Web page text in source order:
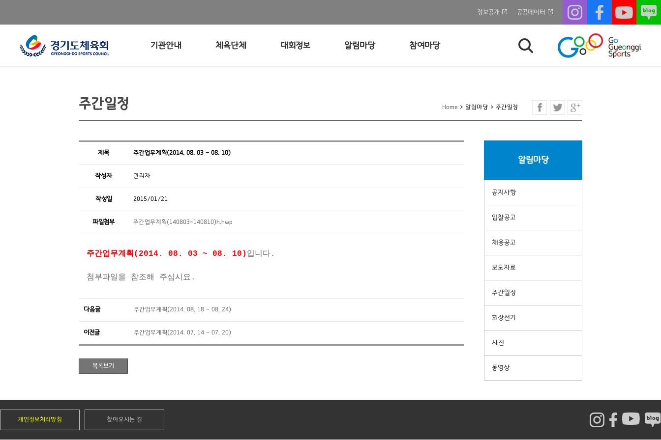
정보공개 공공데이터
기관안내 체육단체 대회정보 알림마당 참여마당
Home > 알림마당 > 주간일정
주간일정
알림마당
공지사항
입찰공고
채용공고
보도자료
주간일정
회장선거
사진
동영상
제목 주간업무계획(2014. 08. 03 ~ 08. 10)
작성자 관리자
작성일 2015/01/21
파일첨부 주간업무계획(140803~140810)h.hwp
주간업무계획(2014. 08. 03 ~ 08. 10) 입니다.
첨부파일을 참조해 주십시요.
다음글 주간업무계획(2014. 08. 18 ~ 08. 24)
이전글 주간업무계획(2014. 07. 14 ~ 07. 20)
개인정보처리방침 찾아오시는 길